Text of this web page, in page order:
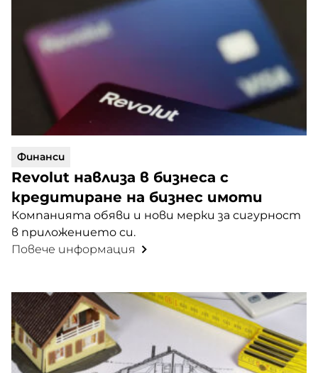
Финанси
Revolut навлиза в бизнеса с
кредитиране на бизнес имоти
Компанията обяви и нови мерки за сигурност
в приложението си.
Повече информация